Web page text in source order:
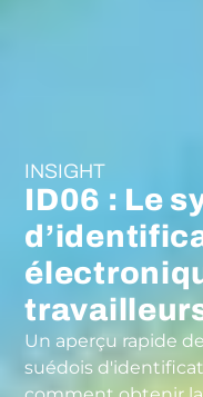
INSIGHT
ID06 : Le
Un aperçu rapide
suédois